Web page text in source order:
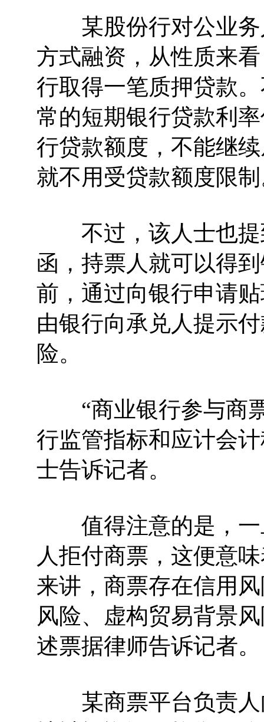
某股份行对公业务
方式融资，从性质来
行取得一笔质押贷款
常的短期银行贷款利
行贷款额度，不能继
就不用受贷款额度限制
不过，该人士也提
函，持票人就可以得
前，通过向银行申请
由银行向承兑人提示
险。
“商业银行参与商票
行监管指标和应计会
士告诉记者。
值得注意的是，一
人拒付商票，这便意
来讲，商票存在信用
风险、虚构贸易背景
述票据律师告诉记者。
某商票平台负责人